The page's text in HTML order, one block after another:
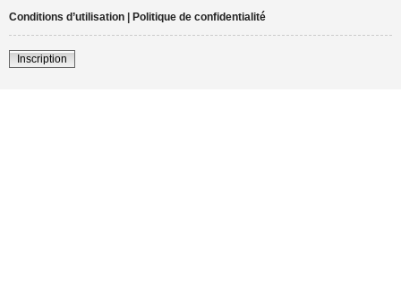
Conditions d’utilisation | Politique de confidentialité
Inscription